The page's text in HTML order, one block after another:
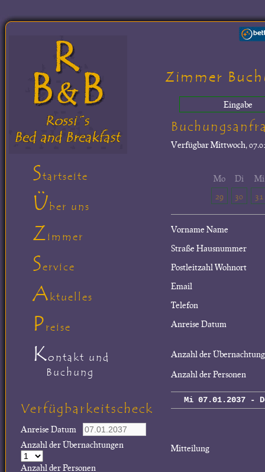
Zimmer
Eingabe
VerfügbarMittwoch,
Mo
29
Di
30
Mi
31
Vorname Name
Straße Hausnummer
Postleitzahl Wohnort
Email
Telefon
Anreise Datum
Anzahl der
Anzahl der Personen
Mi 07.01.2037 -
Mitteilung
Startseite
Über uns
Zimmer
Service
Aktuelles
Preise
Kontakt und
Buchung
Verfügbarkeitscheck
Anreise Datum
Anzahl der Übernachtungen
Anzahl der Personen